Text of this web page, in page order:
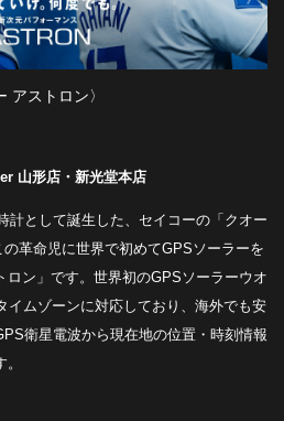
アストロン〉
山形店・新光堂本店
計として誕生した、セイコーの「クオー
革命児に世界で初めてGPSソーラーを
ロン」です。世界初のGPSソーラーウオ
イムゾーンに対応しており、海外でも安
衛星電波から現在地の位置・時刻情報